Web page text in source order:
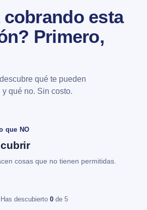
cobrando esta
Primero,
qué te pueden
qué no. Sin costo.
que NO
cosas que no tienen permitidas.
Has descubierto 0 de 5